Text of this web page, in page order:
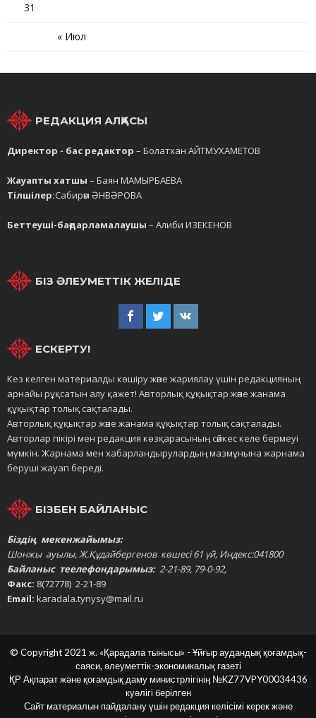
« Июл
31
РЕДАКЦИЯ АЛҚАСЫ
Директор - бас редактор – Болатхан АЙТМУХАМЕТОВ
Жауапты хатшы – Баян МАМЫРБАЕВА
Тілшілер:Сабирәм ӘНВӘРОВА
Беттеуші-бағдарламалаушы – Алиби ИЗЕКЕНОВ
БІЗ ӘЛЕУМЕТТІК ЖЕЛІДЕ
ЕСКЕРТУ!
Кез келген материалды көшіру және жариялау үшін редакцияның
арнайы рұқсатын алу қажет! Авторлық құқықтар және жанама
құқықтар толық сақталады.
Авторлық құқықтар және жанама құқықтар толық сақталады.
Авторлар пікірі мен редакция көзқарасының сәйкес келе бермеуі
мүмкін. Жарнама мен хабарландырулардың мазмұнына жарнама
беруші жауап береді.
БІЗБЕН БАЙЛАНЫС
Біздің мекенжайымыз:
Шонжы ауылы, Ж.Құдайбергенов көшесі 61 үй, Индекс:041800
Байланыс теелефондарымыз: 2-21-89, 79-0-92,
Факс: 8(72778) 2-21-89
Email: karadala.tynysy@mail.ru
© Copyright 2021 ж. «Қарадала тынысы» - Ұйғыр аудандық қоғамдық-
саяси, әлеуметтік-экономикалық газеті
ҚР Ақпарат және қоғамдық даму министрлігінің №KZ77VPY00034436
куәлігі берілген
Сайт материалын пайдалану үшін редакция келісімі керек және